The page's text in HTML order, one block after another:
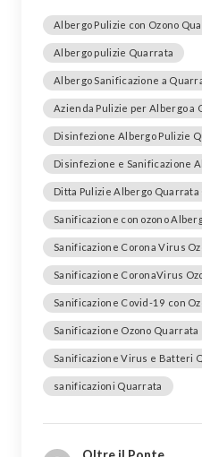
Albergo Pulizie con Ozono
Albergo pulizie Quarrata
Albergo Sanificazione a
Azienda Pulizie per Albergo a
Disinfezione Albergo Pulizie
Disinfezione e Sanificazione
Ditta Pulizie Albergo
Sanificazione con ozono
Sanificazione Corona Virus
Sanificazione CoronaVirus
Sanificazione Covid-19 con
Sanificazione Ozono Quarrata
Sanificazione Virus e Batteri
sanificazioni Quarrata